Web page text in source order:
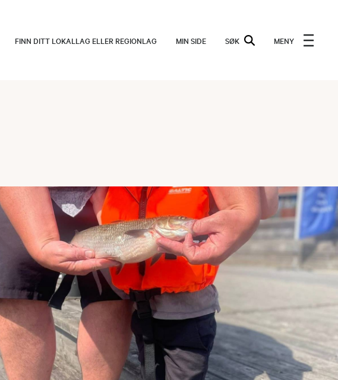
FINN DITT LOKALLAG ELLER REGIONLAG MIN SIDE SØK MENY